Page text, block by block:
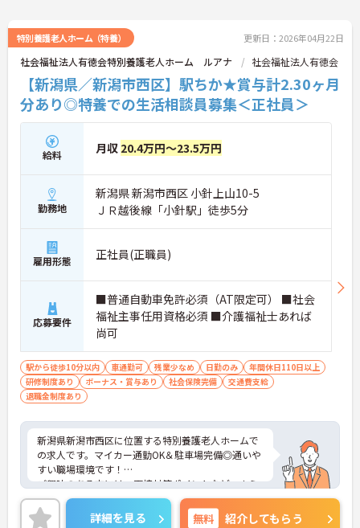
特別養護老人ホーム（特養） 更新日：2026年04月22日
社会福祉法人有徳会特別養護老人ホーム ルアナ 社会福祉法人有徳会
【新潟県／新潟市西区】駅ちか★賞与計2.30ヶ月
分あり◎特養での生活相談員募集＜正社員＞
給料 月収 20.4万円～23.5万円
勤務地
新潟県 新潟市西区 小針上山10-5
ＪＲ越後線「小針駅」徒歩5分
雇用形態 正社員(正職員)
応募要件
■普通自動車免許必須（AT限定可） ■社会
福祉主事任用資格必須 ■介護福祉士あれば
尚可
駅から徒歩10分以内 車通勤可 残業少なめ 日勤のみ
年間休日110日以上
研修制度あり
ボーナス・賞与あり 社会保険完備
交通費支給
退職金制度あり
新潟県新潟市西区に位置する特別養護老人ホームで
の求人です。マイカー通勤OK＆駐車場完備◎通いや
すい職場環境です！
ご興味のある方には、面接対策ポイントなど、さら
に詳細をご案内しますのでお気軽にご相談くださ
い！
詳細を見る 無料 紹介してもらう